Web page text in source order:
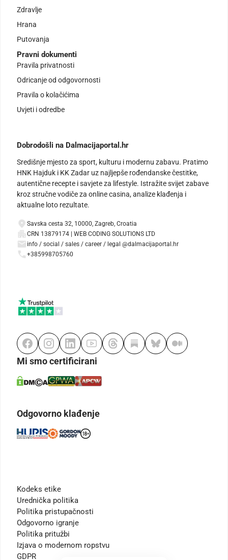
Zdravlje
Hrana
Putovanja
Pravni dokumenti
Pravila privatnosti
Odricanje od odgovornosti
Pravila o kolačićima
Uvjeti i odredbe
Dobrodošli na Dalmacijaportal.hr
Središnje mjesto za sport, kulturu i modernu zabavu. Pratimo
HNK Hajduk i KK Zadar uz najljepše rođendanske čestitke,
autentične recepte i savjete za lifestyle. Istražite svijet zabave
kroz stručne vodiče za online casina, analize klađenja i
aktualne loto rezultate.
Savska cesta 32, 10000, Zagreb, Croatia
CRN 13879174 | WEB CODING SOLUTIONS LTD
info / social / sales / career / legal @dalmacijaportal.hr
+385998705760
Mi smo certificirani
Odgovorno klađenje
Kodeks etike
Urednička politika
Politika pristupačnosti
Odgovorno igranje
Politika pritužbi
Izjava o modernom ropstvu
GDPR